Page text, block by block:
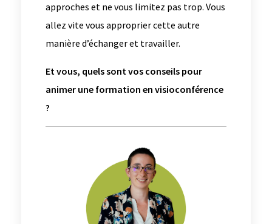
approches et ne vous limitez pas trop. Vous
allez vite vous approprier cette autre
manière d’échanger et travailler.
Et vous, quels sont vos conseils pour
animer une formation en visioconférence
?